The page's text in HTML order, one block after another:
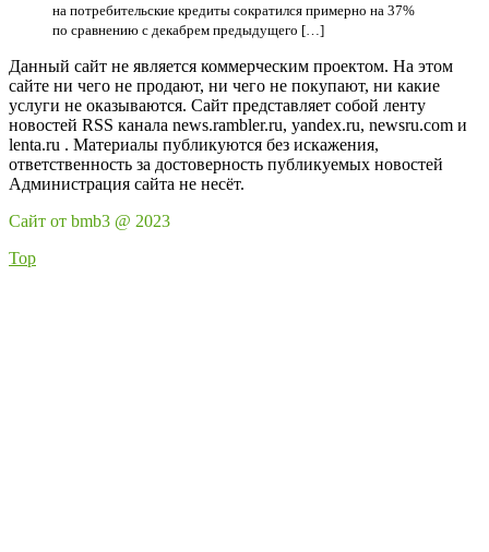
на потребительские кредиты сократился примерно на 37%
по сравнению с декабрем предыдущего […]
Данный сайт не является коммерческим проектом. На этом
сайте ни чего не продают, ни чего не покупают, ни какие
услуги не оказываются. Сайт представляет собой ленту
новостей RSS канала news.rambler.ru, yandex.ru, newsru.com и
lenta.ru . Материалы публикуются без искажения,
ответственность за достоверность публикуемых новостей
Администрация сайта не несёт.
Сайт от bmb3 @ 2023
Top